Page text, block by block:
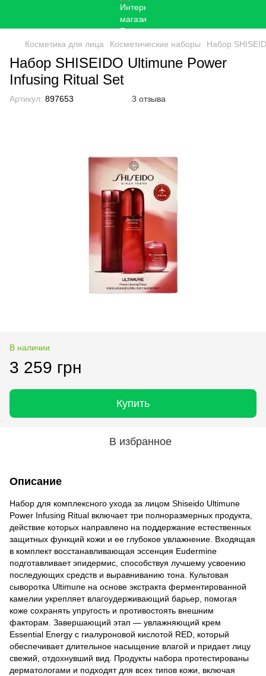
Косметика для лица Косметические наборы Набор
Набор SHISEIDO Ultimune Power
Infusing Ritual Set
Артикул: 897653 3 отзыва
В наличии
3 259 грн
Купить
В избранное
Описание
Набор для комплексного ухода за лицом Shiseido Ultimune
Power Infusing Ritual включает три полноразмерных продукта,
действие которых направлено на поддержание естественных
защитных функций кожи и ее глубокое увлажнение. Входящая
в комплект восстанавливающая эссенция Eudermine
подготавливает эпидермис, способствуя лучшему усвоению
последующих средств и выравниванию тона. Культовая
сыворотка Ultimune на основе экстракта ферментированной
камелии укрепляет влагоудерживающий барьер, помогая
коже сохранять упругость и противостоять внешним
факторам. Завершающий этап — увлажняющий крем
Essential Energy с гиалуроновой кислотой RED, который
обеспечивает длительное насыщение влагой и придает лицу
свежий, отдохнувший вид. Продукты набора протестированы
дерматологами и подходят для всех типов кожи, включая